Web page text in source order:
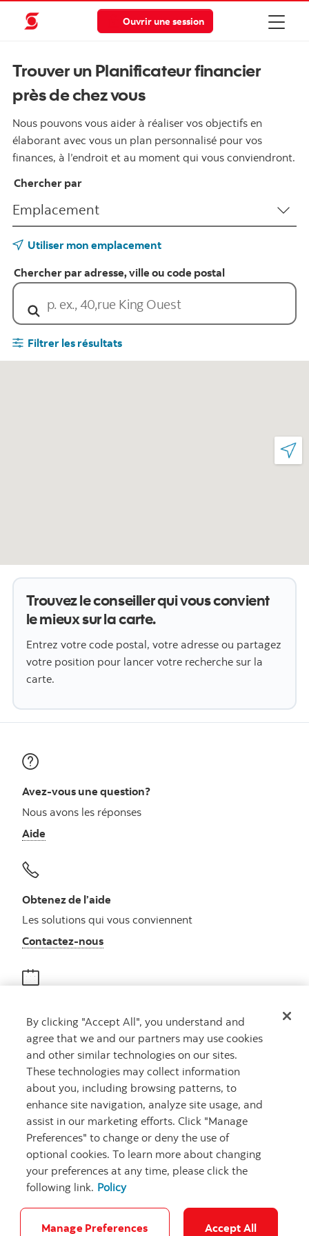
Ouvrir une session
Trouver un Planificateur financier
près de chez vous
Nous pouvons vous aider à réaliser vos objectifs en
élaborant avec vous un plan personnalisé pour vos
finances, à l’endroit et au moment qui vous conviendront.
Chercher par
Utiliser mon emplacement
Chercher par adresse, ville ou code postal
Filtrer les résultats
Trouvez le conseiller qui vous convient
le mieux sur la carte.
Entrez votre code postal, votre adresse ou partagez
votre position pour lancer votre recherche sur la
carte.
Avez-vous une question?
Nous avons les réponses
Aide
Obtenez de l’aide
Les solutions qui vous conviennent
Contactez-nousAutres numéros, contactez-nous par
Rencontrez un conseiller
Prenez rendez-vous
Carrières Ma banque à moi Notes juridiques Confidentialité
By clicking "Accept All", you understand and
agree that we and our partners may use cookies
and other similar technologies on our sites.
These technologies may collect information
about you, including browsing patterns, to
enhance site navigation, analyze site usage, and
assist in our marketing efforts. Click "Manage
Preferences" to change or deny the use of
optional cookies. To learn more about changing
your preferences at any time, please click the
following link. Policy
Manage Preferences Accept All